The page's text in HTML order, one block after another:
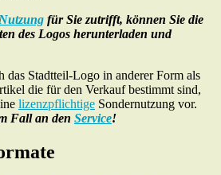
für Sie zutrifft, können Sie die
des Logos herunterladen und
das Stadtteil-Logo in anderer Form als
die für den Verkauf bestimmt sind,
lizenzpflichtige Sondernutzung vor.
Fall an den Service!